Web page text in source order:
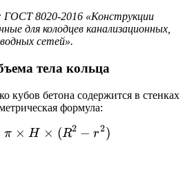
ГОСТ 8020-2016 «Конструкции
для колодцев канализационных,
сетей».
тела кольца
кубов бетона содержится в стенках
формула:
V_{бетона} = \pi \times
π × H × (R2 − r2)